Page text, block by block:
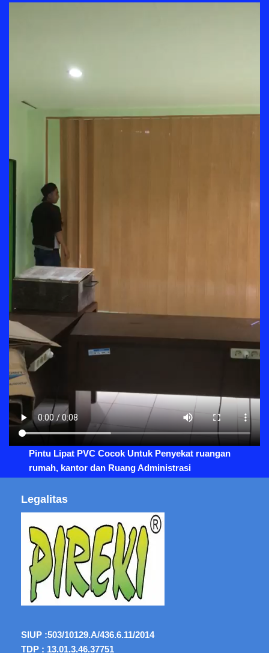
Pintu Lipat PVC Cocok Untuk Penyekat ruangan
rumah, kantor dan Ruang Administrasi
Legalitas
SIUP :503/10129.A/436.6.11/2014
TDP : 13.01.3.46.37751